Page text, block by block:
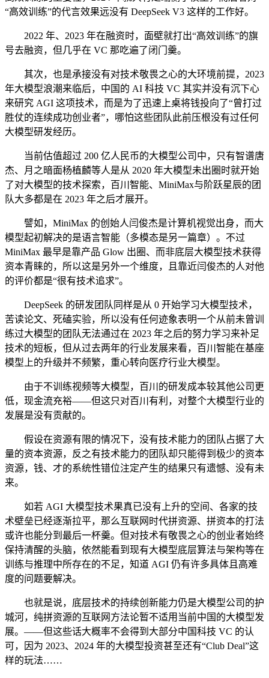
“高效训练”的代言效果远没有 DeepSeek V3 这样的工作好。
2022 年、2023 年在融资时，面壁就打出“高效训练”的旗
号去融资，但几乎在 VC 那吃遍了闭门羹。
其次，也是承接没有对技术敬畏之心的大环境前提，2023
年大模型浪潮来临后，中国的 AI 科技 VC 其实并没有沉下心
来研究 AGI 这项技术，而是为了迅速上桌将钱投向了“曾打过
胜仗的连续成功创业者”，哪怕这些团队此前压根没有过任何
大模型研发经历。
当前估值超过 200 亿人民币的大模型公司中，只有智谱唐
杰、月之暗面杨植麟等人是从 2020 年大模型未出圈时就开始
了对大模型的技术探索，百川智能、MiniMax与阶跃星辰的团
队大多都是在 2023 年之后才展开。
譬如，MiniMax 的创始人闫俊杰是计算机视觉出身，而大
模型起初解决的是语言智能（多模态是另一篇章）。不过
MiniMax 最早是靠产品 Glow 出圈、而非底层大模型技术获得
资本青睐的，所以这是另外一个维度，且靠近闫俊杰的人对他
的评价都是“很有技术追求”。
DeepSeek 的研发团队同样是从 0 开始学习大模型技术，
苦读论文、死磕实验，所以没有任何迹象表明一个从前未曾训
练过大模型的团队无法通过在 2023 年之后的努力学习来补足
技术的短板，但从过去两年的行业发展来看，百川智能在基座
模型上的升级并不频繁，重心转向医疗行业大模型。
由于不训练视频等大模型，百川的研发成本较其他公司更
低，现金流充裕——但这只对百川有利，对整个大模型行业的
发展是没有贡献的。
假设在资源有限的情况下，没有技术能力的团队占据了大
量的资本资源，反之有技术能力的团队却只能得到极少的资本
资源，钱、才的系统性错位注定产生的结果只有遗憾、没有未
来。
如若 AGI 大模型技术果真已没有上升的空间、各家的技
术壁垒已经逐渐拉平，那么互联网时代拼资源、拼资本的打法
或许也能分到最后一杯羹。但对技术有敬畏之心的创业者始终
保持清醒的头脑，依然能看到现有大模型底层算法与架构等在
训练与推理中所存在的不足，知道 AGI 仍有许多具体且高难
度的问题要解决。
也就是说，底层技术的持续创新能力仍是大模型公司的护
城河，纯拼资源的互联网方法论暂不适用当前中国的大模型发
展。——但这些话大概率不会得到大部分中国科技 VC 的认
可，因为 2023、2024 年的大模型投资甚至还有“Club Deal”这
样的玩法……